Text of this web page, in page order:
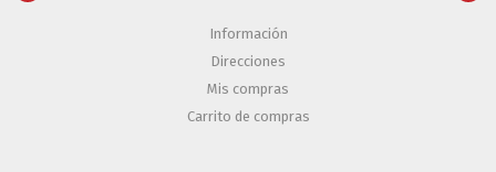
Información
Direcciones
Mis compras
Carrito de compras